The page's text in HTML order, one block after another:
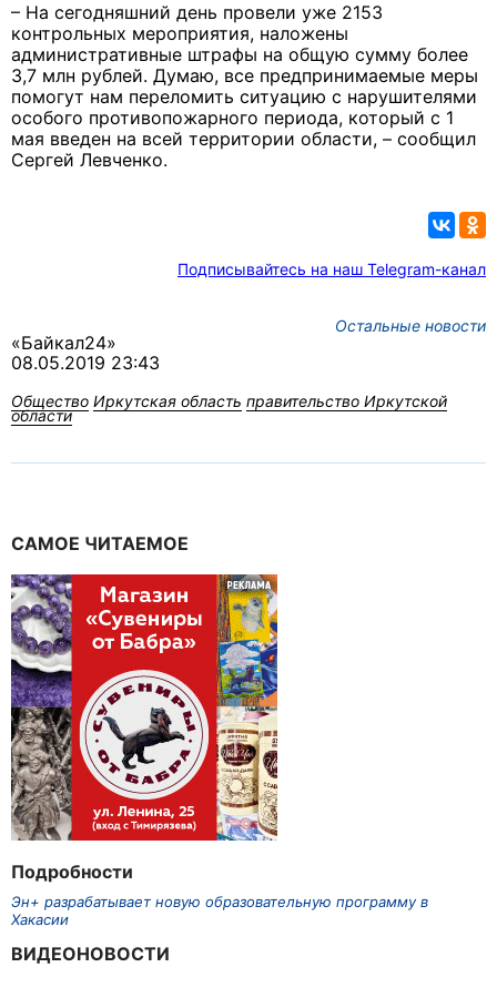
– На сегодняшний день провели уже 2153
контрольных мероприятия, наложены
административные штрафы на общую сумму более
3,7 млн рублей. Думаю, все предпринимаемые меры
помогут нам переломить ситуацию с нарушителями
особого противопожарного периода, который с 1
мая введен на всей территории области, – сообщил
Сергей Левченко.
Подписывайтесь на наш Telegram-канал
Остальные новости
«Байкал24»
08.05.2019 23:43
Общество Иркутская область правительство Иркутской
области
САМОЕ ЧИТАЕМОЕ
Подробности
Эн+ разрабатывает новую образовательную программу в
Хакасии
ВИДЕОНОВОСТИ